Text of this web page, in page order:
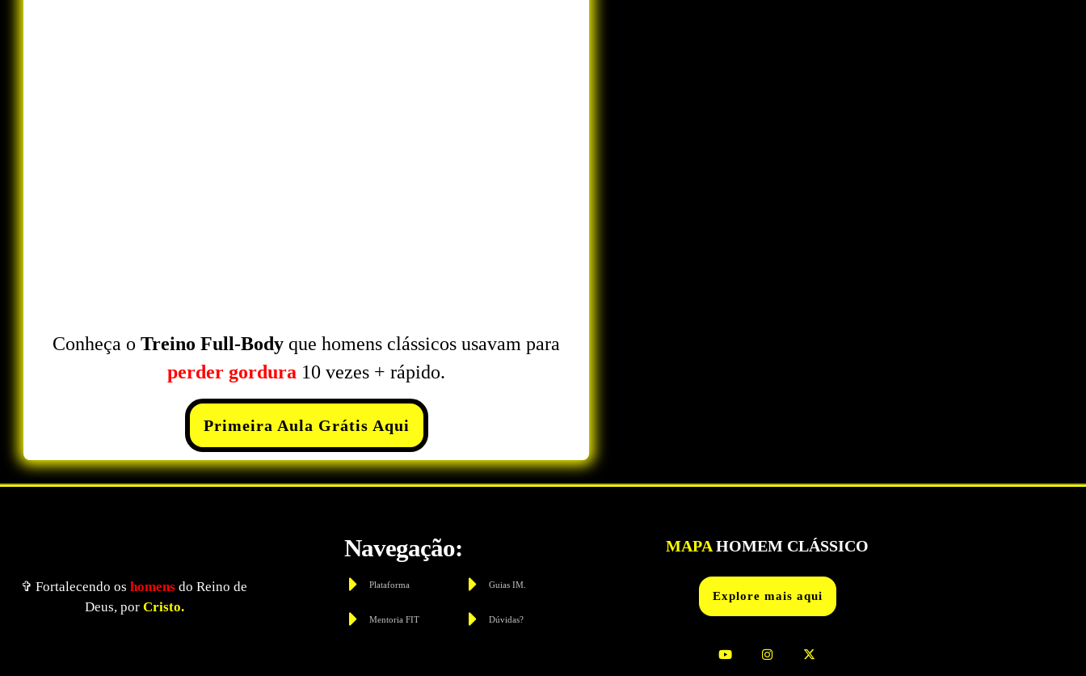
Conheça o Treino Full-Body que homens clássicos usavam para
perder gordura 10 vezes + rápido.
Primeira Aula Grátis Aqui
✞ Fortalecendo oshomens do Reino de
Deus, por Cristo.
Navegação:
Plataforma
Mentoria FIT
Guias IM.
Dúvidas?
MAPAHOMEM CLÁSSICO
Explore mais aqui